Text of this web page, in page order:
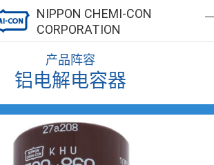
NIPPON CHEMI-CON
CORPORATION
产品阵容
铝电解电容器